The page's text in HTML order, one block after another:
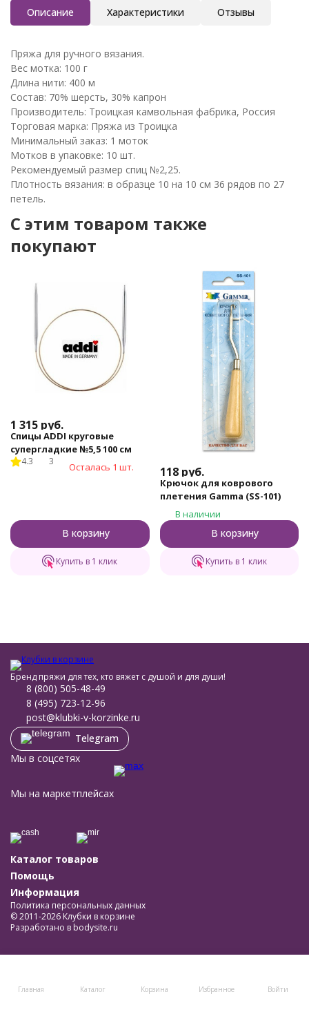
Описание Характеристики Отзывы
Пряжа для ручного вязания.
Вес мотка: 100 г
Длина нити: 400 м
Состав: 70% шерсть, 30% капрон
Производитель: Троицкая камвольная фабрика, Россия
Торговая марка: Пряжа из Троицка
Минимальный заказ: 1 моток
Мотков в упаковке: 10 шт.
Рекомендуемый размер спиц №2,25.
Плотность вязания: в образце 10 на 10 см 36 рядов по 27
петель.
C этим товаром также
покупают
1 315 руб.
Спицы ADDI круговые
супергладкие №5,5 100 см
4.3 3 Осталась 1 шт.
В корзину
Купить в 1 клик
118 руб.
Крючок для коврового
плетения Gamma (SS-101)
В наличии
В корзину
Купить в 1 клик
Главная Каталог Корзина Избранное Войти
Бренд пряжи для тех, кто вяжет с душой и для души!
8 (800) 505-48-49
8 (495) 723-12-96
post@klubki-v-korzinke.ru
Telegram
Мы в соцсетях
Мы на маркетплейсах
Каталог товаров
Помощь
Информация
Политика персональных данных
© 2011-2026 Клубки в корзине
Разработано в bodysite.ru